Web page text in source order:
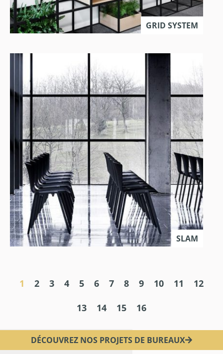
GRID SYSTEM
SLAM
1 2 3 4 5 6 7 8 9 10 11 12
13 14 15 16
DÉCOUVREZ NOS PROJETS DE BUREAUX